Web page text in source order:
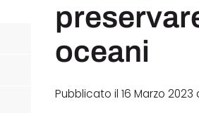
oceani
Pubblicato il 16 Marzo 2023